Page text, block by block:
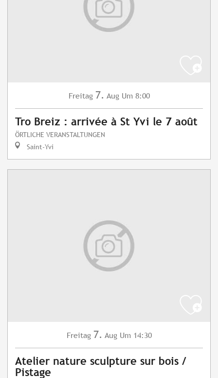
Freitag 7. Aug Um 8:00
Tro Breiz : arrivée à St Yvi le 7 août
ÖRTLICHE VERANSTALTUNGEN
Saint-Yvi
Freitag 7. Aug Um 14:30
Atelier nature sculpture sur bois /
Pistage